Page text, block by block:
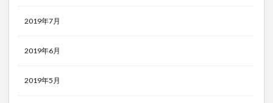
2019年7月
2019年6月
2019年5月